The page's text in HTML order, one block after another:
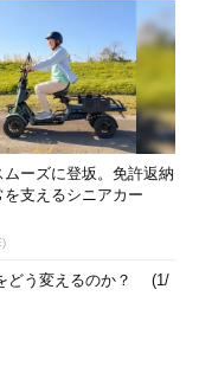
ムーズに登坂。免許返納
を支えるシニアカー
どう変えるのか？ (1/